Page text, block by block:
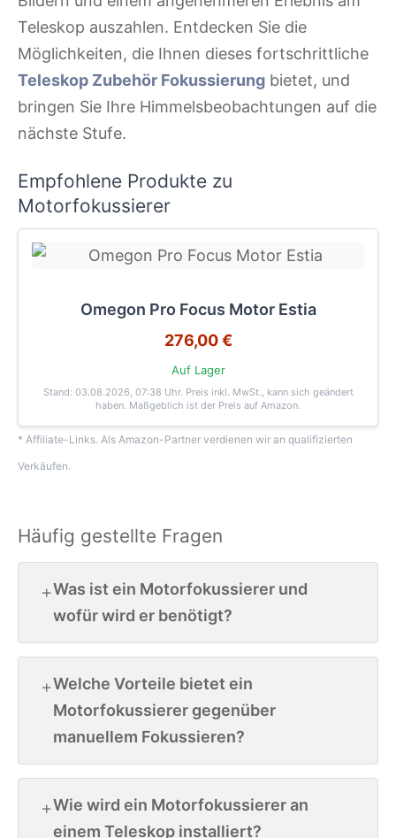
Teleskop auszahlen. Entdecken Sie die
Möglichkeiten, die Ihnen dieses fortschrittliche
Teleskop Zubehör Fokussierung bietet, und
bringen Sie Ihre Himmelsbeobachtungen auf die
nächste Stufe.
Empfohlene Produkte zu
Motorfokussierer
Omegon Pro Focus Motor Estia
276,00 €
Auf Lager
Stand: 03.08.2026, 07:38 Uhr. Preis inkl. MwSt., kann sich geändert
haben. Maßgeblich ist der Preis auf Amazon.
* Affiliate-Links. Als Amazon-Partner verdienen wir an qualifizierten
Verkäufen.
Häufig gestellte Fragen
Was ist ein Motorfokussierer und
wofür wird er benötigt?
Welche Vorteile bietet ein
Motorfokussierer gegenüber
manuellem Fokussieren?
Wie wird ein Motorfokussierer an
einem Teleskop installiert?